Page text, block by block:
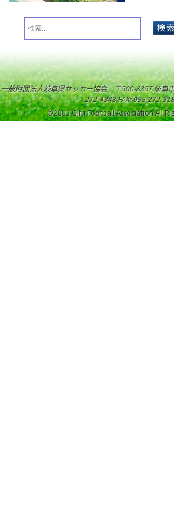
一般財団法人岐阜県サッカー協会 〒500-8357 岐阜
272-4343 FAX: 058-272-
©2003 Gifu Football Association All